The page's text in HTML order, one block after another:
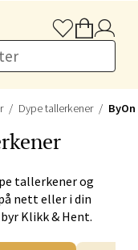
Dype tallerkener ByOn
tallerkener og
nett eller i din
Klikk & Hent.
Velg